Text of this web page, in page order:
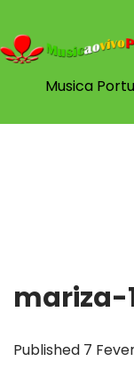
content
Musica
mariza-
Published 7